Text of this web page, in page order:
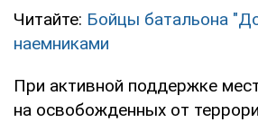
Читайте: Бойцы батальона
наемниками
При активной поддержке
на освобожденных от